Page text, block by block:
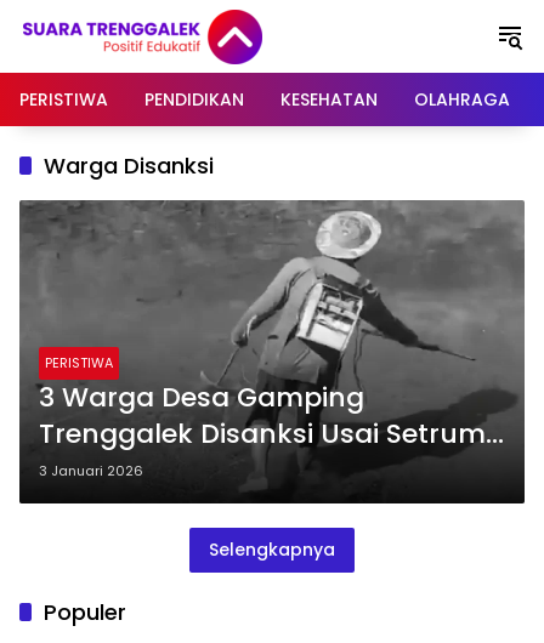
PERISTIWA
PENDIDIKAN KESEHATAN OLAHRAGA
Warga Disanksi
PERISTIWA
3 Warga Desa Gamping
Trenggalek Disanksi Usai Setrum
Ikan di Embung Ndaren
3 Januari 2026
Selengkapnya
Populer